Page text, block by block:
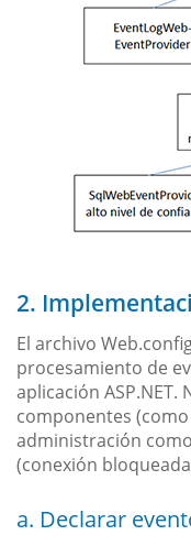
2.
El archivo
procesamiento de
aplicación
componentes (como
administración
(conexión
a. Declarar